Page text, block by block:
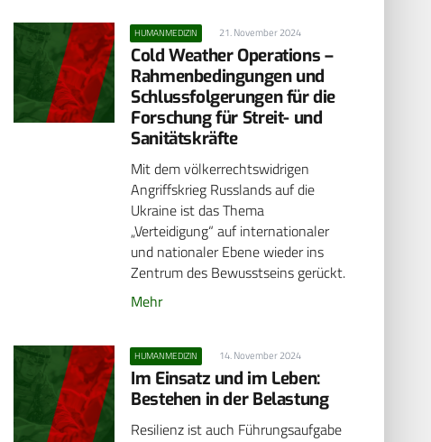
HUMANMEDIZIN 21. November 2024
Cold Weather Operations –
Rahmenbedingungen und
Schlussfolgerungen für die
Forschung für Streit- und
Sanitätskräfte
Mit dem völkerrechtswidrigen
Angriffskrieg Russlands auf die
Ukraine ist das Thema
„Verteidigung“ auf internationaler
und nationaler Ebene wieder ins
Zentrum des Bewusstseins gerückt.
Mehr
HUMANMEDIZIN 14. November 2024
Im Einsatz und im Leben:
Bestehen in der Belastung
Resilienz ist auch Führungsaufgabe